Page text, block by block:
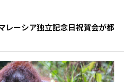
レーシア独立記念日祝賀会が都